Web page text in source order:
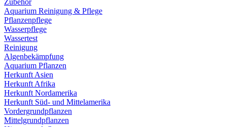
Zubehör
Aquarium Reinigung & Pflege
Pflanzenpflege
Wasserpflege
Wassertest
Reinigung
Algenbekämpfung
Aquarium Pflanzen
Herkunft Asien
Herkunft Afrika
Herkunft Nordamerika
Herkunft Süd- und Mittelamerika
Vordergrundpflanzen
Mittelgrundpflanzen